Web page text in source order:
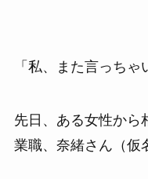
「私、また言っちゃ
先日、ある女性から
業職、奈緒さん（仮